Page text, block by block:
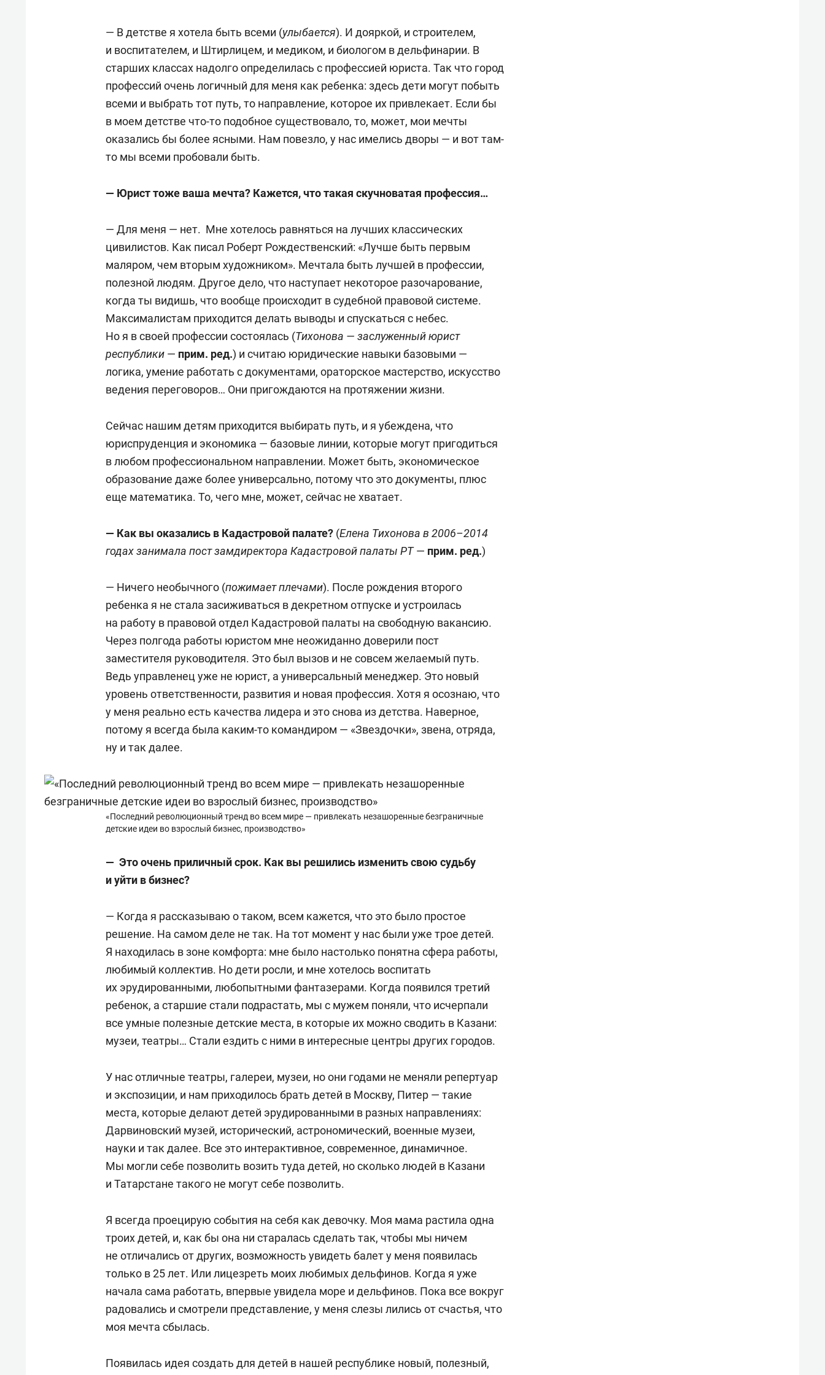
— В детстве я хотела быть всеми (улыбается). И дояркой, и строителем,
и воспитателем, и Штирлицем, и медиком, и биологом в дельфинарии. В
старших классах надолго определилась с профессией юриста. Так что город
профессий очень логичный для меня как ребенка: здесь дети могут побыть
всеми и выбрать тот путь, то направление, которое их привлекает. Если бы
в моем детстве что-то подобное существовало, то, может, мои мечты
оказались бы более ясными. Нам повезло, у нас имелись дворы — и вот там-
то мы всеми пробовали быть.
— Юрист тоже ваша мечта? Кажется, что такая скучноватая профессия…
— Для меня — нет. Мне хотелось равняться на лучших классических
цивилистов. Как писал Роберт Рождественский: «Лучше быть первым
маляром, чем вторым художником». Мечтала быть лучшей в профессии,
полезной людям. Другое дело, что наступает некоторое разочарование,
когда ты видишь, что вообще происходит в судебной правовой системе.
Максималистам приходится делать выводы и спускаться с небес.
Но я в своей профессии состоялась (Тихонова — заслуженный юрист
республики — прим. ред.) и считаю юридические навыки базовыми —
логика, умение работать с документами, ораторское мастерство, искусство
ведения переговоров… Они пригождаются на протяжении жизни.
Сейчас нашим детям приходится выбирать путь, и я убеждена, что
юриспруденция и экономика — базовые линии, которые могут пригодиться
в любом профессиональном направлении. Может быть, экономическое
образование даже более универсально, потому что это документы, плюс
еще математика. То, чего мне, может, сейчас не хватает.
— Как вы оказались в Кадастровой палате? (Елена Тихонова в 2006–2014
годах занимала пост замдиректора Кадастровой палаты РТ— прим. ред.)
— Ничего необычного (пожимает плечами). После рождения второго
ребенка я не стала засиживаться в декретном отпуске и устроилась
на работу в правовой отдел Кадастровой палаты на свободную вакансию.
Через полгода работы юристом мне неожиданно доверили пост
заместителя руководителя. Это был вызов и не совсем желаемый путь.
Ведь управленец уже не юрист, а универсальный менеджер. Это новый
уровень ответственности, развития и новая профессия. Хотя я осознаю, что
у меня реально есть качества лидера и это снова из детства. Наверное,
потому я всегда была каким-то командиром — «Звездочки», звена, отряда,
ну и так далее.
«Последний революционный тренд во всем мире — привлекать незашоренные безграничные
детские идеи во взрослый бизнес, производство»
— Это очень приличный срок. Как вы решились изменить свою судьбу
и уйти в бизнес?
— Когда я рассказываю о таком, всем кажется, что это было простое
решение. На самом деле не так. На тот момент у нас были уже трое детей.
Я находилась в зоне комфорта: мне было настолько понятна сфера работы,
любимый коллектив. Но дети росли, и мне хотелось воспитать
их эрудированными, любопытными фантазерами. Когда появился третий
ребенок, а старшие стали подрастать, мы с мужем поняли, что исчерпали
все умные полезные детские места, в которые их можно сводить в Казани:
музеи, театры… Стали ездить с ними в интересные центры других городов.
У нас отличные театры, галереи, музеи, но они годами не меняли репертуар
и экспозиции, и нам приходилось брать детей в Москву, Питер — такие
места, которые делают детей эрудированными в разных направлениях:
Дарвиновский музей, исторический, астрономический, военные музеи,
науки и так далее. Все это интерактивное, современное, динамичное.
Мы могли себе позволить возить туда детей, но сколько людей в Казани
и Татарстане такого не могут себе позволить.
Я всегда проецирую события на себя как девочку. Моя мама растила одна
троих детей, и, как бы она ни старалась сделать так, чтобы мы ничем
не отличались от других, возможность увидеть балет у меня появилась
только в 25 лет. Или лицезреть моих любимых дельфинов. Когда я уже
начала сама работать, впервые увидела море и дельфинов. Пока все вокруг
радовались и смотрели представление, у меня слезы лились от счастья, что
моя мечта сбылась.
Появилась идея создать для детей в нашей республике новый, полезный,